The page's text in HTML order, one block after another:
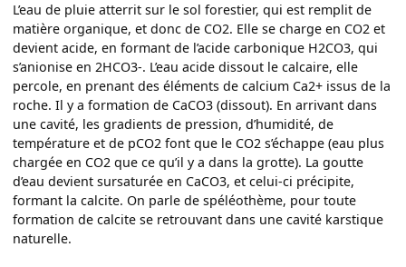
L’eau de pluie atterrit sur le sol forestier, qui est remplit de
matière organique, et donc de CO2. Elle se charge en CO2 et
devient acide, en formant de l’acide carbonique H2CO3, qui
s’anionise en 2HCO3-. L’eau acide dissout le calcaire, elle
percole, en prenant des éléments de calcium Ca2+ issus de la
roche. Il y a formation de CaCO3 (dissout). En arrivant dans
une cavité, les gradients de pression, d’humidité, de
température et de pCO2 font que le CO2 s’échappe (eau plus
chargée en CO2 que ce qu’il y a dans la grotte). La goutte
d’eau devient sursaturée en CaCO3, et celui-ci précipite,
formant la calcite. On parle de spéléothème, pour toute
formation de calcite se retrouvant dans une cavité karstique
naturelle.